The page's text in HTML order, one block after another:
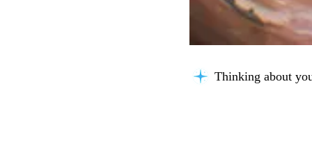
Thinking about